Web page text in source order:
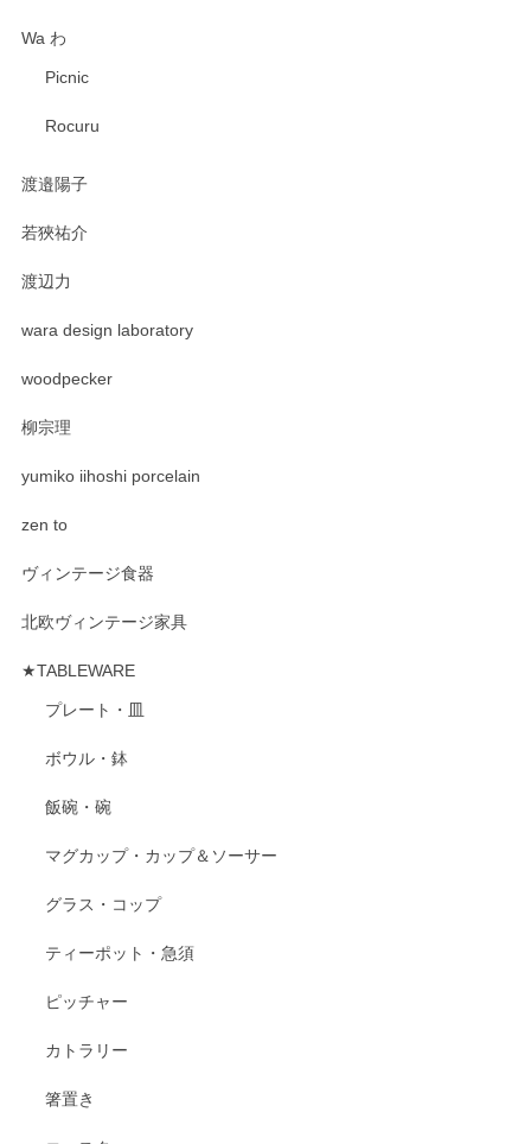
Wa わ
Picnic
Rocuru
渡邉陽子
若狹祐介
渡辺力
wara design laboratory
woodpecker
柳宗理
yumiko iihoshi porcelain
zen to
ヴィンテージ食器
北欧ヴィンテージ家具
★TABLEWARE
プレート・皿
ボウル・鉢
飯碗・碗
マグカップ・カップ＆ソーサー
グラス・コップ
ティーポット・急須
ピッチャー
カトラリー
箸置き